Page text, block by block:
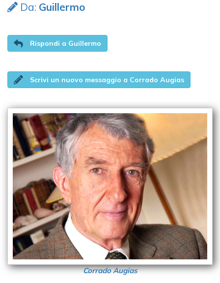
Da: Guillermo
Rispondi a Guillermo
Scrivi un nuovo messaggio a Corrado Augias
Corrado Augias